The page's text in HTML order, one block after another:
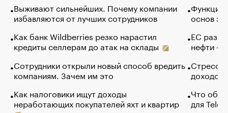
Выживают сильнейших. Почему компании
избавляются от лучших сотрудников
Как банк Wildberries резко нарастил
кредиты селлерам до атак на склады
Сотрудники открыли новый способ вредить
компаниям. Зачем им это
Как налоговики ищут доходы
неработающих покупателей яхт и квартир
Функции
основ
ЕС
нефти —
Стресс
доходов
Что
для